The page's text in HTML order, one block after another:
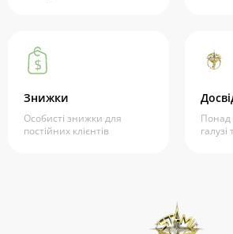
Знижки
Особисті знижки для
постійних клієнтів
Понад